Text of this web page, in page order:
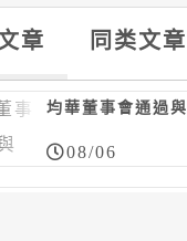
章 同类文章
08/06